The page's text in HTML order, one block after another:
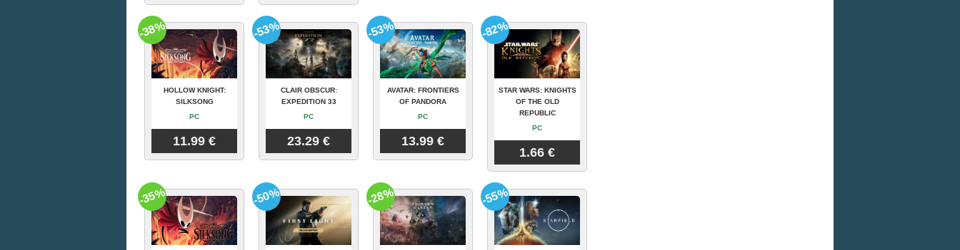
HOLLOW KNIGHT:
SILKSONG
PC
11.99 €
-38%
CLAIR OBSCUR:
EXPEDITION 33
PC
23.29 €
-53%
AVATAR: FRONTIERS
OF PANDORA
PC
13.99 €
-53%
STAR WARS: KNIGHTS
OF THE OLD
REPUBLIC
PC
1.66 €
-82%
-35% -50% -28% -55%